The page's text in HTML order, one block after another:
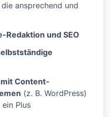
ansprechend und
Redaktion und SEO
Content-
(z. B. WordPress)
ein Plus